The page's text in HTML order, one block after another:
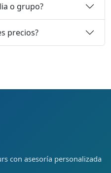
o grupo?
precios?
con asesoría personalizada